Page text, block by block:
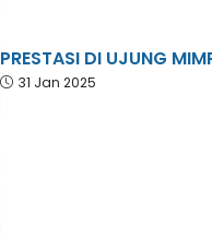
PRESTASI DI UJUNG
31 Jan 2025